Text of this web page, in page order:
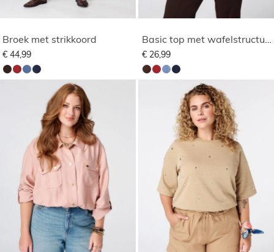
Broek met strikkoord
€ 44,99
Basic top met wafelstructuur
€ 26,99